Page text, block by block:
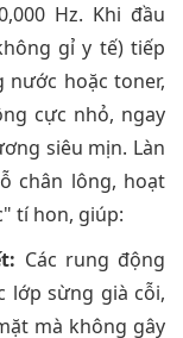
Hz. Khi đầu
gỉ y tế) tiếp
nước hoặc toner,
cực nhỏ, ngay
siêu mịn. Làn
chân lông, hoạt
tí hon, giúp:
Các rung động
lớp sừng già cỗi,
mà không gây